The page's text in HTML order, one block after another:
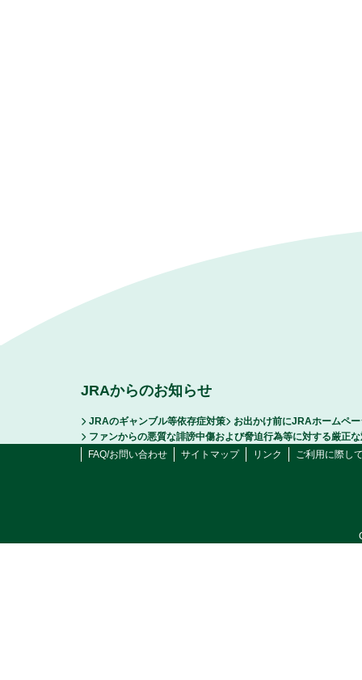
JRAからのお知らせ
JRAのギャンブル等依存症対策
お出かけ前にJRAホームペ
ファンからの悪質な誹謗中傷および脅迫行為等に対する厳正
FAQ/お問い合わせ
サイトマップ リンク ご利用に際し